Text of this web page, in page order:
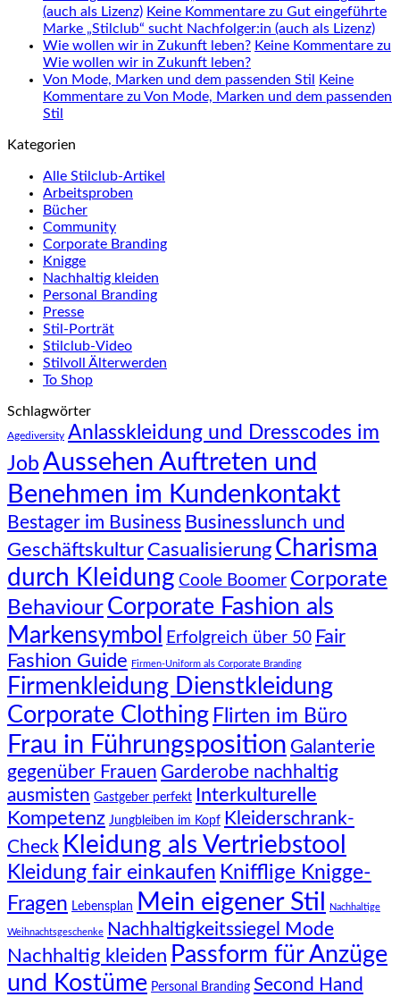
(auch als Lizenz) Keine Kommentare zu Gut eingeführte
Marke „Stilclub“ sucht Nachfolger:in (auch als Lizenz)
Wie wollen wir in Zukunft leben? Keine Kommentare zu
Wie wollen wir in Zukunft leben?
Von Mode, Marken und dem passenden Stil
Keine
Kommentare zu Von Mode, Marken und dem passenden
Stil
Kategorien
Alle Stilclub-Artikel
Arbeitsproben
Bücher
Community
Corporate Branding
Knigge
Nachhaltig kleiden
Personal Branding
Presse
Stil-Porträt
Stilclub-Video
Stilvoll Älterwerden
To Shop
Schlagwörter
Agediversity Anlasskleidung und Dresscodes im
Job Aussehen Auftreten und
Benehmen im Kundenkontakt
Bestager im Business Businesslunch und
Geschäftskultur Casualisierung Charisma
durch Kleidung Coole Boomer Corporate
Behaviour Corporate Fashion als
Markensymbol
Erfolgreich über 50 Fair
Fashion Guide
Firmen-Uniform als Corporate Branding
Firmenkleidung Dienstkleidung
Corporate Clothing Flirten im Büro
Frau in Führungsposition Galanterie
gegenüber Frauen Garderobe nachhaltig
ausmisten Gastgeber perfekt
Interkulturelle
Kompetenz Jungbleiben im Kopf Kleiderschrank-
Check Kleidung als Vertriebstool
Kleidung fair einkaufen Knifflige Knigge-
Fragen Lebensplan Mein eigener Stil Nachhaltige
Weihnachtsgeschenke
Nachhaltigkeitssiegel Mode
Nachhaltig kleiden Passform für Anzüge
und Kostüme Personal Branding Second Hand